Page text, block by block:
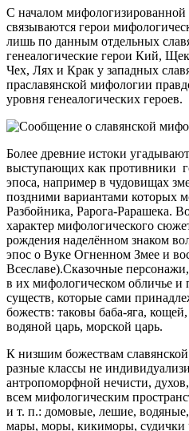
С началом мифологизированной
связываются герои
лишь по данным отдельных
генеалогические герои Кий,
Чех, Лях и Крак у западных
праславянской мифологии
уровня генеалогических героев.
Более древние истоки
выступающих как противники
эпоса, например в чудовищах
поздними вариантами которых
Разбойника, Рарога-Рарашека.
характер мифологического
рождения наделённом знаком
эпос о Вуке Огненном Змее и
Всеславе).Сказочные
в их мифологическом обличье и
существ, которые сами
божеств: таковы баба-яга,
водяной царь, морской царь.
К низшим божествам
разные классы не
антропоморфной нечисти,
всем мифологическим
и т. п.: домовые, лешие,
мары, моры, кикиморы, судички